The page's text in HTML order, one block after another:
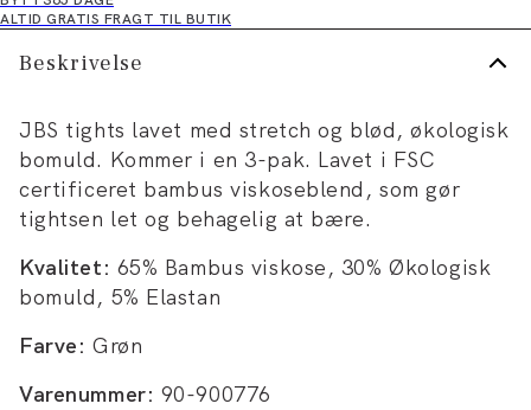
ALTID GRATIS FRAGT TIL BUTIK
Beskrivelse
JBS tights lavet med stretch og blød, økologisk
bomuld. Kommer i en 3-pak. Lavet i FSC
certificeret bambus viskoseblend, som gør
tightsen let og behagelig at bære.
Kvalitet: 65% Bambus viskose, 30% Økologisk
bomuld, 5% Elastan
Farve: Grøn
Varenummer: 90-900776